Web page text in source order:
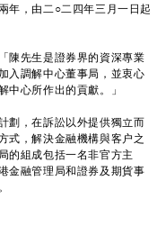
年，由二○二四年三月一日起
先生是證券界的資深專業
入調解中心董事局，並衷心
中心所作出的貢獻。」
，在訴訟以外提供獨立而
式，解決金融機構與客户之
的組成包括一名非官方主
金融管理局和證券及期貨事